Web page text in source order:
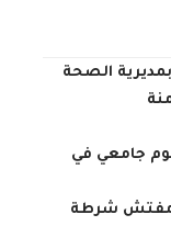
الصحة
جامعي في
مفتش شرطة